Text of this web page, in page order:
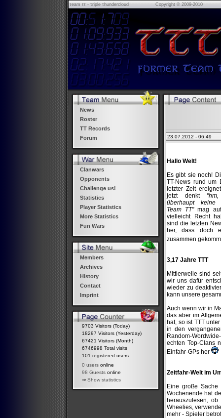
τeam ττ - τriple τhundercloud Copyright © 2009-2010
News
Roster
TT Records
Forum
Clanwars
Opponents
Challenge us!
Statistics
Player Statistics
More Statistics
Fun Wars
Members
Archives
History
Contact
Imprint
9703 Visitors (Today)
18297 Visitors (Yesterday)
67421 Visitors (Month)
6746998 Total visits
101 registered users
0 users online
98 Guests online
⇒ Show statistics
23.07.2012 - 06:49
Hallo Welt!
Es gibt sie noch!
TT-News rund um
letzter Zeit
jetzt denkt
überhaupt keine
Team TT"mag
vielleicht Recht
sind die letzten
her, dass doch
zusammen
3,17 Jahre TTT
Mittlerweile sind
wir uns dafür
wieder zu
kann unsere
Auch wenn wir in
das aber im
hat, so ist TTT
in den
Random-
echten Top-Clans
Einfahr-GPs her
Zeitfahr-Welt im
Eine große Sache
Wochenende hat
herauszulesen,
Wheelies,
mehr - Spieler